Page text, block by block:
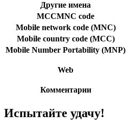
Другие имена
MCCMNC code
Mobile network code (MNC)
Mobile country code (MCC)
Mobile Number Portability (MNP)
Web
Комментарии
Испытайте удачу!